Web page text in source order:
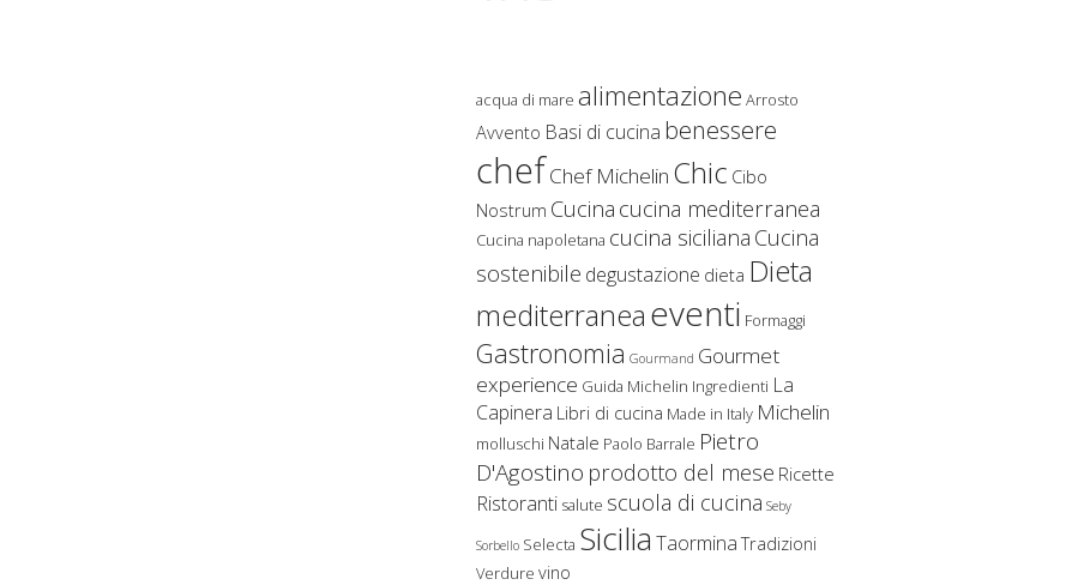
acqua di mare alimentazione Arrosto
Avvento Basi di cucina benessere
chefChef Michelin Chic Cibo
Nostrum Cucina cucina mediterranea
Cucina napoletana cucina siciliana Cucina
sostenibile degustazione dieta Dieta
mediterraneaeventi Formaggi
Gastronomia Gourmand Gourmet
experience Guida Michelin Ingredienti La
Capinera Libri di cucina Made in Italy Michelin
molluschi Natale Paolo Barrale Pietro
D'Agostino prodotto del mese Ricette
Ristoranti salute scuola di cucina Seby
Sorbello Selecta Sicilia Taormina Tradizioni
Verdure vino